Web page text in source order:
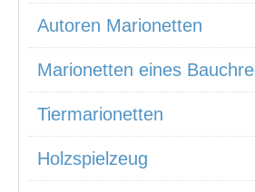
Autoren Marionetten
Marionetten eines
Tiermarionetten
Holzspielzeug